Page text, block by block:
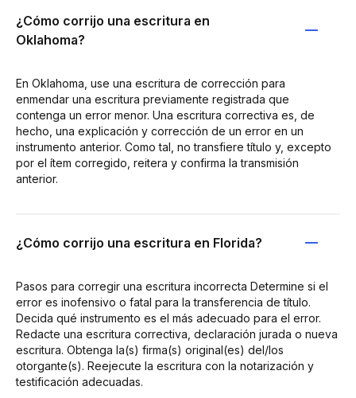
¿Cómo corrijo una escritura en
Oklahoma?
En Oklahoma, use una escritura de corrección para
enmendar una escritura previamente registrada que
contenga un error menor. Una escritura correctiva es, de
hecho, una explicación y corrección de un error en un
instrumento anterior. Como tal, no transfiere título y, excepto
por el ítem corregido, reitera y confirma la transmisión
anterior.
¿Cómo corrijo una escritura en Florida?
Pasos para corregir una escritura incorrecta Determine si el
error es inofensivo o fatal para la transferencia de título.
Decida qué instrumento es el más adecuado para el error.
Redacte una escritura correctiva, declaración jurada o nueva
escritura. Obtenga la(s) firma(s) original(es) del/los
otorgante(s). Reejecute la escritura con la notarización y
testificación adecuadas.